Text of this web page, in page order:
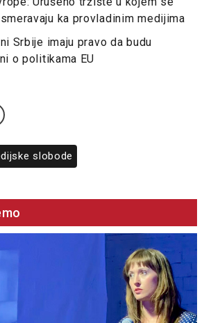
ka provladinim medijima​
Srbije imaju pravo da budu
o politikama EU
slobode